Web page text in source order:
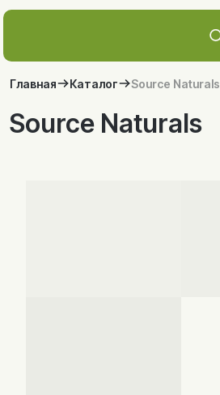
Главная Каталог Source Naturals
Source Naturals